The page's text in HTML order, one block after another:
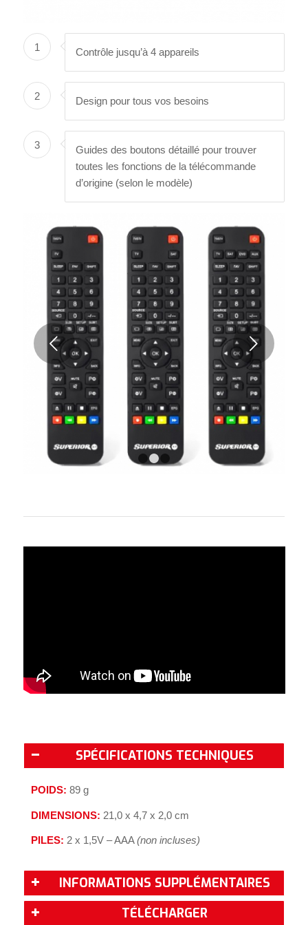
1 Contrôle jusqu’à 4 appareils
2 Design pour tous vos besoins
3
Guides des boutons détaillé pour trouver
toutes les fonctions de la télécommande
d’origine (selon le modèle)
Suivant
1 2 3
SPÉCIFICATIONS TECHNIQUES
POIDS: 89 g
DIMENSIONS: 21,0 x 4,7 x 2,0 cm
PILES: 2 x 1,5V – AAA(non incluses)
INFORMATIONS SUPPLÉMENTAIRES
TÉLÉCHARGER